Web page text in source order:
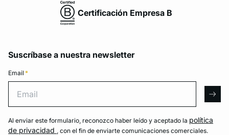
Certificación Empresa B
Suscríbase a nuestra newsletter
Email *
Al enviar este formulario, reconozco haber leído y aceptado la política
de privacidad , con el fin de enviarte comunicaciones comerciales.